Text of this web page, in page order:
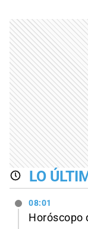
LO
08:01
Horóscopo